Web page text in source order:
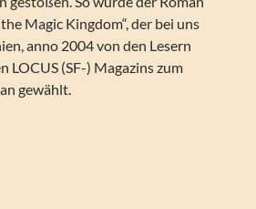
Magic Kingdom“, der bei uns
anno 2004 von den Lesern
LOCUS (SF-) Magazins zum
gewählt.